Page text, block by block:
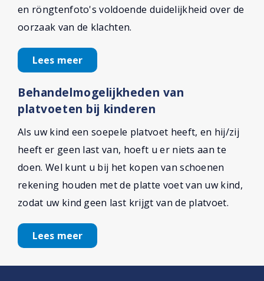
en röngtenfoto's voldoende duidelijkheid over de
oorzaak van de klachten.
Lees meer
Behandelmogelijkheden van
platvoeten bij kinderen
Als uw kind een soepele platvoet heeft, en hij/zij
heeft er geen last van, hoeft u er niets aan te
doen. Wel kunt u bij het kopen van schoenen
rekening houden met de platte voet van uw kind,
zodat uw kind geen last krijgt van de platvoet.
Lees meer